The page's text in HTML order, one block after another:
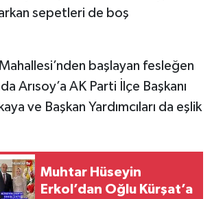
sepetleri de boş
başlayan fesleğen
Arısoy’a AK Parti İlçe Başkanı
ve Başkan Yardımcıları da eşlik
Muhtar Hüseyin
Erkol’dan Oğlu Kürşat’a